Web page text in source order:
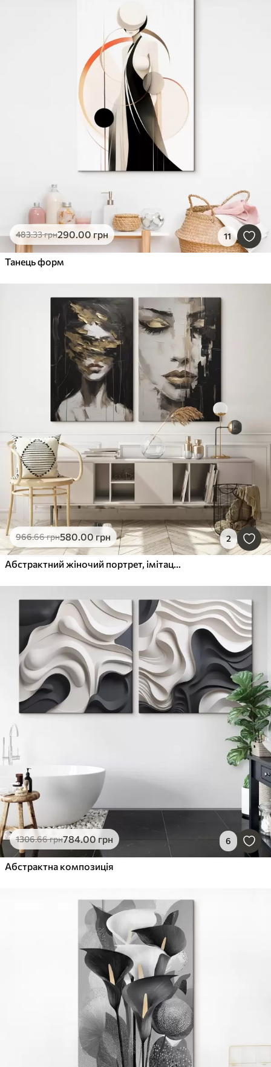
483.33грн290.00 грн 11
Танець форм
966.66грн580.00грн 2
Абстрактний жіночий портрет, імітація живопису
1306.66грн784.00грн 6
Абстрактна композиція